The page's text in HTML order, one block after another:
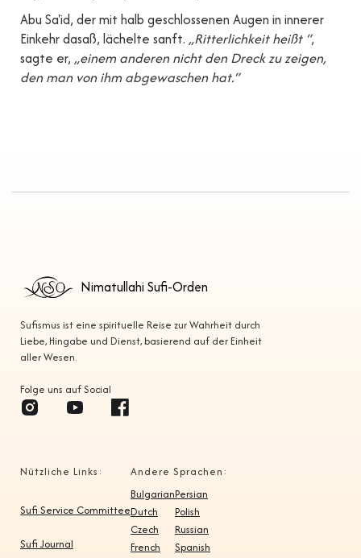
Abu Sa'id, der mit halb geschlossenen Augen in innerer
Einkehr dasaß, lächelte sanft. „Ritterlichkeit heißt “,
sagte er, „einem anderen nicht den Dreck zu zeigen,
den man von ihm abgewaschen hat.“
Nimatullahi Sufi-Orden
Sufismus ist eine spirituelle Reise zur Wahrheit durch
Liebe, Hingabe und Dienst, basierend auf der Einheit
aller Wesen.
Folge uns auf Social
Nützliche Links:
Sufi Service Committee
Sufi Journal
Andere Sprachen:
Bulgarian
Dutch
Czech
French
Persian
Polish
Russian
Spanish